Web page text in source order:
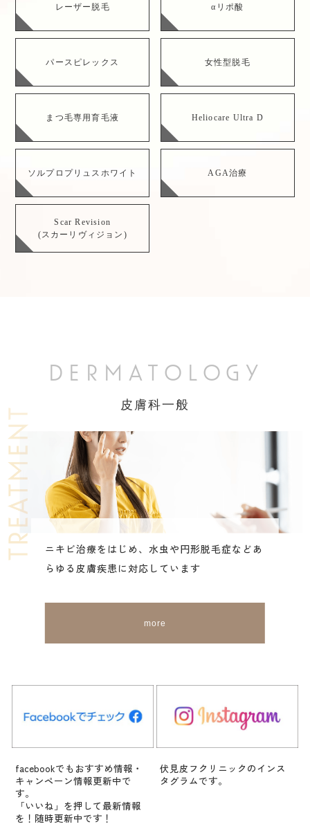
レーザー脱毛 αリポ酸
パースピレックス 女性型脱毛
まつ毛専用育毛液 Heliocare Ultra D
ソルプロプリュスホワイト AGA治療
Scar Revision
(スカーリヴィジョン)
DERMATOLOGY
皮膚科一般
ニキビ治療をはじめ、水虫や円形脱毛症など あ
らゆる皮膚疾患に対応しています
more
facebookでもおすすめ情報・
キャンペーン情報更新中で
す。
「いいね」を押して最新情報
を！随時更新中です！
伏見皮フクリニックのインス
タグラムです。